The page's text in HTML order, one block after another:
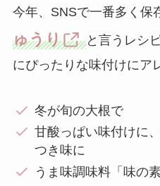
今年、SNSで一番多く保
ゅうり
と言うレシ
にぴったりな味付けにア
冬が旬の大根で
甘酸っぱい味付けに
つき味に
うま味調味料「味の